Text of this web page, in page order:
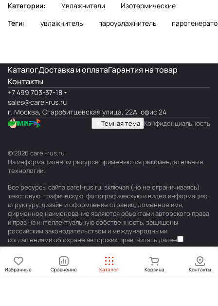
Избранные Сравнение Каталог Корзина Контакты
Категории: Увлажнители
Изотермические
Теги:
увлажнитель пароувлажнитель
КаталогДоставка и оплатаГарантия на товар
Контакты
+7 499 703-37-18
sales@carel-rus.ru
г. Москва, Старобитцевская улица, 22А, офис 24
Темная тема Конфиденциальность
© 2026 carel-rus.ru
На информационном ресурсе применяются рекомендательные
технологии.
Все ресурсы сайта carel-rus.ru, включая (но не ограничиваясь)
текстовую, графическую, фотографическую и видео информацию,
структуру, дизайн и оформление страниц, доменное имя,
фирменное наименование являются объектами авторского права
и прав на интеллектуальную собственность, защищены
российским законодательством и международными
соглашениями об охране авторских прав. Читать далее